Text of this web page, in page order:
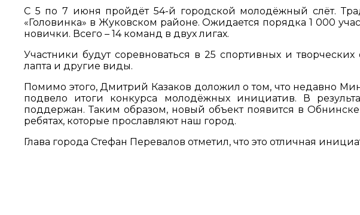
С 5 по 7 июня пройдёт 54-й городской молодёжный слёт.
«Головинка» в Жуковском районе. Ожидается порядка 1 000
новички. Всего – 14 команд в двух лигах.
Участники будут соревноваться в 25 спортивных и творческих
лапта и другие виды.
Помимо этого, Дмитрий Казаков доложил о том, что недавно
подвело итоги конкурса молодёжных инициатив. В
поддержан. Таким образом, новый объект появится в
ребятах, которые прославляют наш город.
Глава города Стефан Перевалов отметил, что это отличная